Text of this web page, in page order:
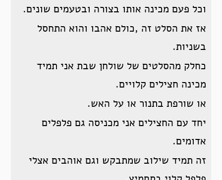
וכל פעם מכינה אותו בצורה ובטעמים שונים.
אז את הסלט זה ,כולם אהבו והוא התחסל
בשניות.
כחלק מהסלטים של שולחן שבת אני תמיד
מכינה חצילים קלויים.
או שורפת בתנור או על האש.
יחד עם החצילים אני מכניסה גם פלפלים
אדומים.
זה תמיד שילוב שמתבקש וגם אוהבים אצלי